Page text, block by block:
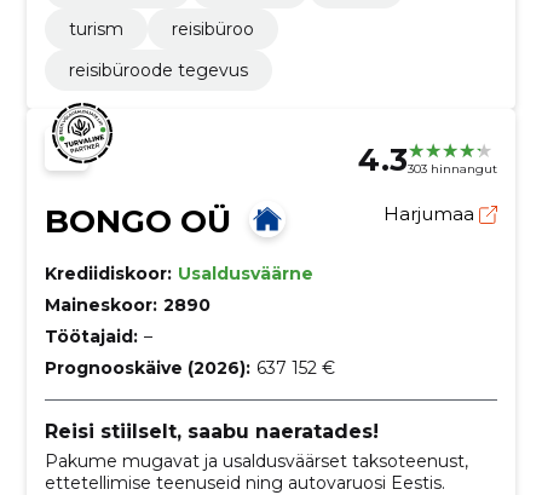
turism
reisibüroo
reisibüroode tegevus
4.3303 hinnangut
BONGO OÜ Harjumaa
Krediidiskoor: Usaldusväärne
Maineskoor: 2890
Töötajaid: –
Prognooskäive (2026): 637 152 €
Reisi stiilselt, saabu naeratades!
Pakume mugavat ja usaldusväärset taksoteenust,
ettetellimise teenuseid ning autovaruosi Eestis.